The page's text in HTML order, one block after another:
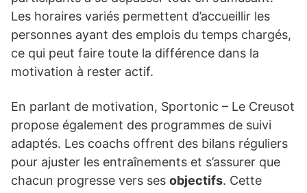
Les horaires variés permettent d’accueillir les
personnes ayant des emplois du temps chargés,
ce qui peut faire toute la différence dans la
motivation à rester actif.
En parlant de motivation, Sportonic – Le Creusot
propose également des programmes de suivi
adaptés. Les coachs offrent des bilans réguliers
pour ajuster les entraînements et s’assurer que
chacun progresse vers ses objectifs. Cette